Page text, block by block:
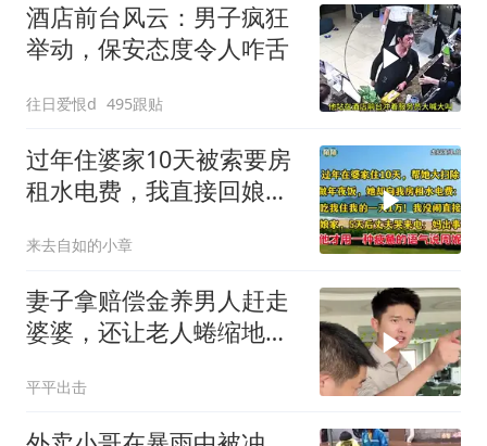
酒店前台风云：男子疯狂
举动，保安态度令人咋舌
往日爱恨d 495跟贴
过年住婆家10天被索要房
租水电费，我直接回娘
来去自如的小章
妻子拿赔偿金养男人赶走
婆婆，还让老人蜷缩地下
平平出击